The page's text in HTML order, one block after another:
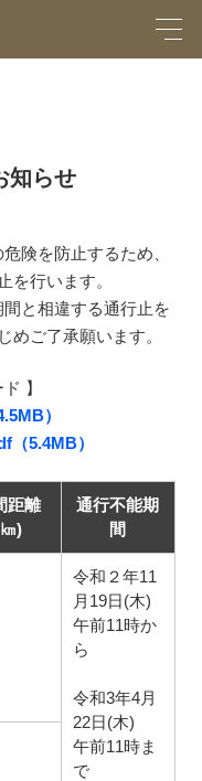
EN
知らせ
険を防止するため、
を行います。
と相違する通行止を
めご了承願います。
】
）
（5.4MB）
距離
)
通行不能期
間
令和２年11
月19日(木)
午前11時か
ら
令和3年4月
22日(木)
午前11時ま
で